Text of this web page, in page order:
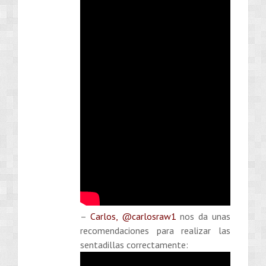
– Carlos, @carlosraw1 nos da unas
recomendaciones para realizar las
sentadillas correctamente: